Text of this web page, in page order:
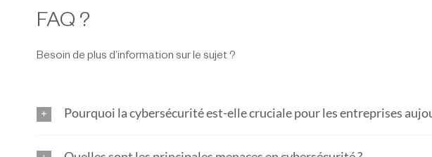
FAQ ?
Besoin de plus d’information sur le sujet ?
Pourquoi la cybersécurité est-elle cruciale pour les entreprises